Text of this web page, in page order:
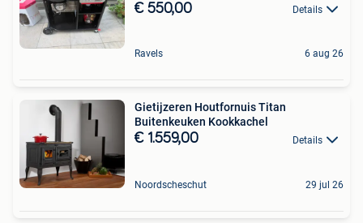
€ 550,00 Details
Ravels 6 aug 26
Gietijzeren Houtfornuis Titan
Buitenkeuken Kookkachel
€ 1.559,00 Details
Noordscheschut 29 jul 26